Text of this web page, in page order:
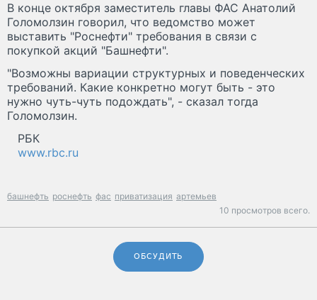
В конце октября заместитель главы ФАС Анатолий
Голомолзин говорил, что ведомство может
выставить "Роснефти" требования в связи с
покупкой акций "Башнефти".
"Возможны вариации структурных и поведенческих
требований. Какие конкретно могут быть - это
нужно чуть-чуть подождать", - сказал тогда
Голомолзин.
РБК
www.rbc.ru
башнефть роснефть фас приватизация артемьев
10 просмотров всего.
ОБСУДИТЬ